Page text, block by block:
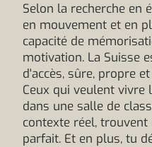
Selon la recherche en
en mouvement et en
capacité de
motivation. La Suisse
d'accès, sûre, propre
Ceux qui veulent
dans une salle de
contexte réel,
parfait. Et en plus, tu